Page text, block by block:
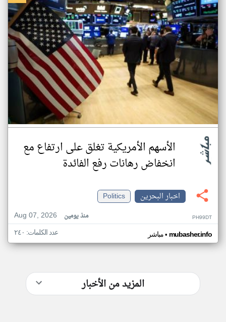
الأسهم الأمريكية تغلق على ارتفاع مع
انخفاض رهانات رفع الفائدة
اخبار البحرين
Politics
Aug 07, 2026
منذ يومين PH99DT
مباشر• mubasher.info عدد الكلمات: ٢٤٠
المزيد من الأخبار